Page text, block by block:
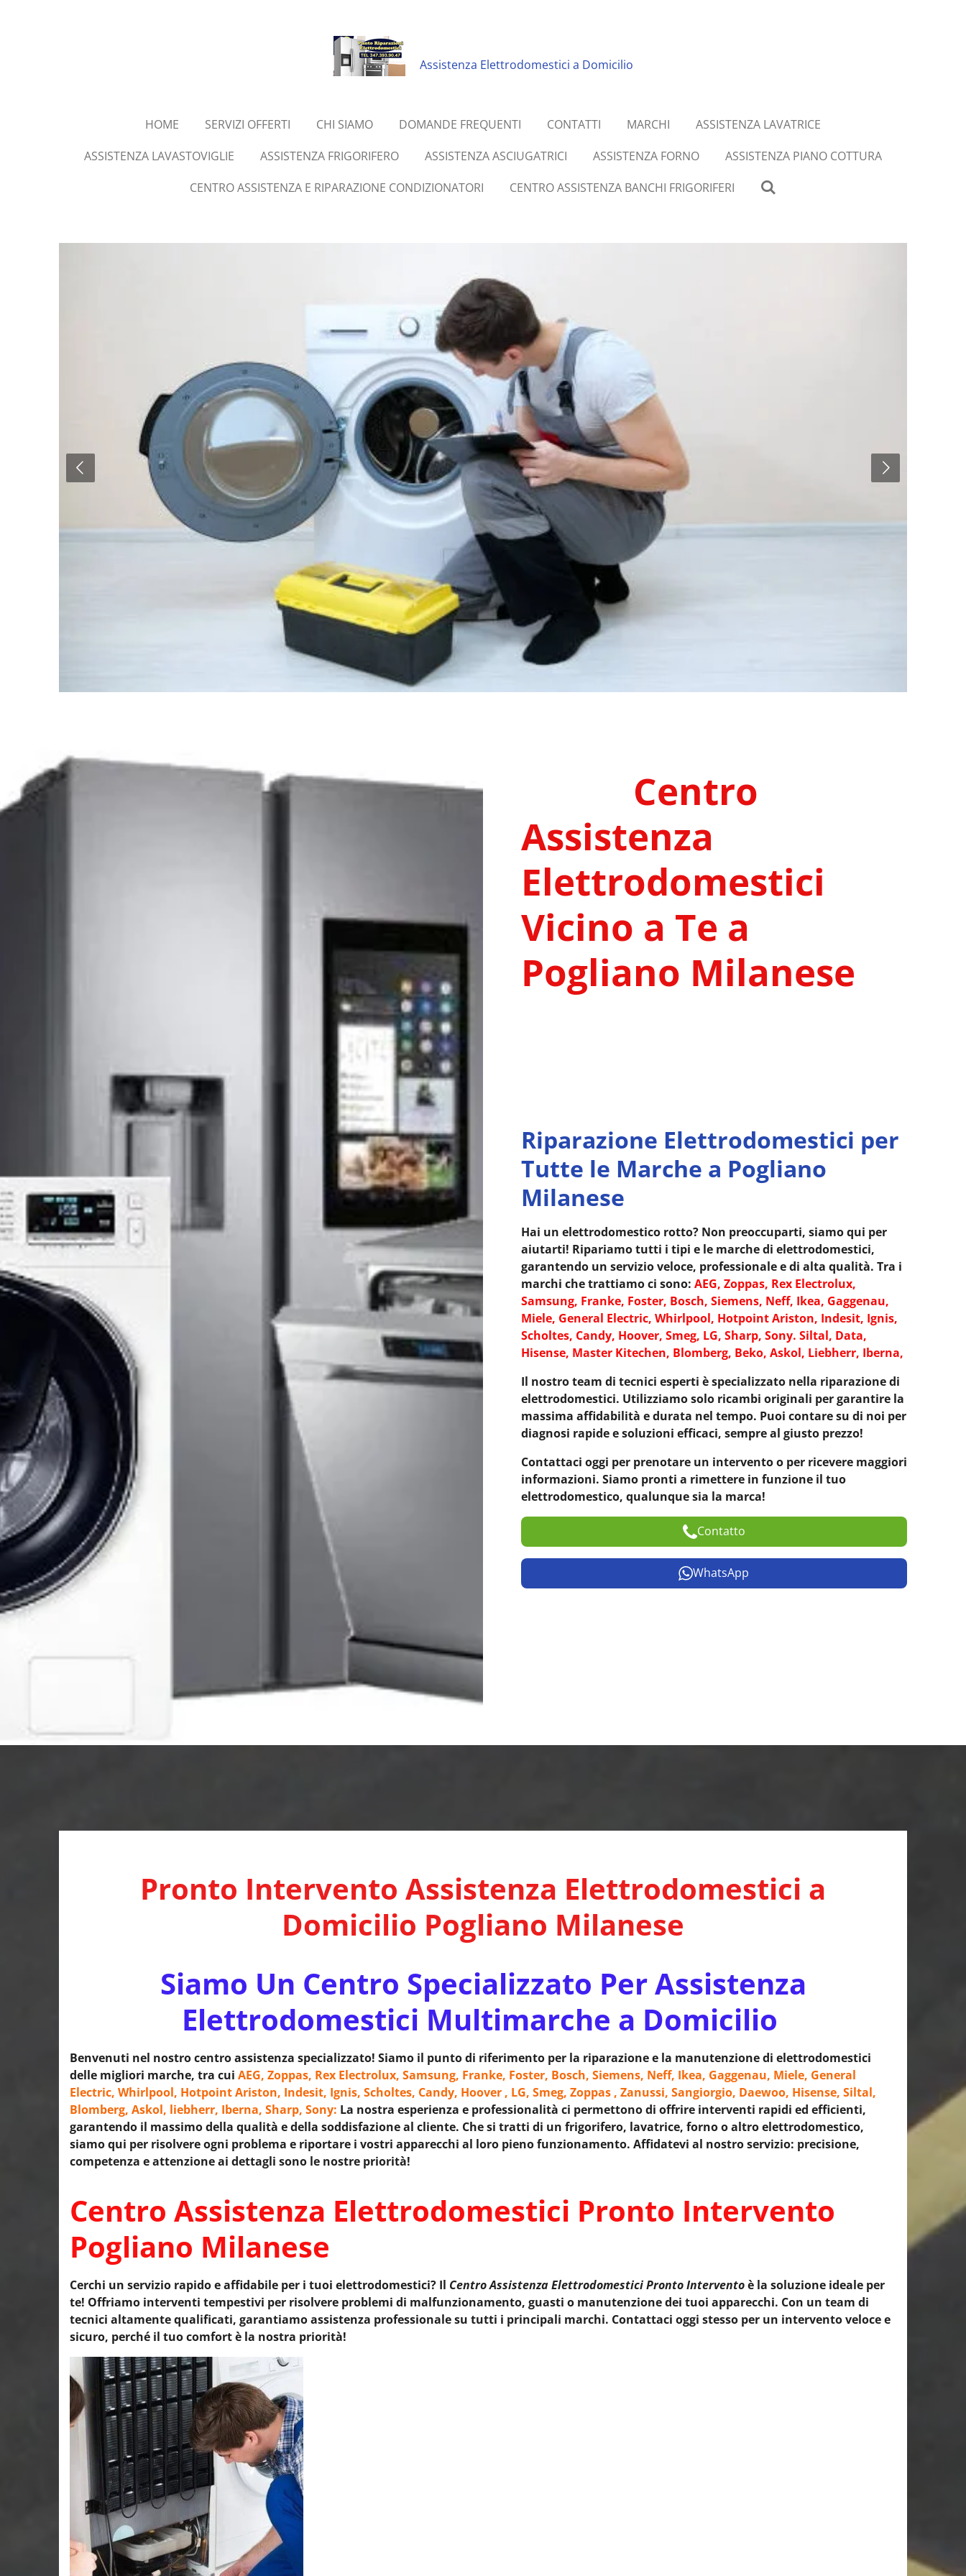
Assistenza Elettrodomestici a Domicilio
HOME SERVIZI OFFERTI CHI SIAMO DOMANDE FREQUENTI CONTATTI MARCHI
ASSISTENZA LAVATRICE
ASSISTENZA LAVASTOVIGLIE
ASSISTENZA FRIGORIFERO ASSISTENZA ASCIUGATRICI ASSISTENZA FORNO
ASSISTENZA PIANO COTTURA
CENTRO ASSISTENZA E RIPARAZIONE CONDIZIONATORI
CENTRO ASSISTENZA BANCHI FRIGORIFERI
Centro
Assistenza
Elettrodomestici
Vicino a Te a
Pogliano Milanese
Riparazione Elettrodomestici per
Tutte le Marche a Pogliano
Milanese
Hai un elettrodomestico rotto? Non preoccuparti, siamo qui per
aiutarti! Ripariamo tutti i tipi e le marche di elettrodomestici,
garantendo un servizio veloce, professionale e di alta qualità. Tra i
marchi che trattiamo ci sono: AEG, Zoppas, Rex Electrolux,
Samsung, Franke, Foster, Bosch, Siemens, Neff, Ikea, Gaggenau,
Miele, General Electric, Whirlpool, Hotpoint Ariston, Indesit, Ignis,
Scholtes, Candy, Hoover, Smeg, LG, Sharp, Sony. Siltal, Data,
Hisense, Master Kitechen, Blomberg, Beko, Askol, Liebherr, Iberna,
Il nostro team di tecnici esperti è specializzato nella riparazione di
elettrodomestici. Utilizziamo solo ricambi originali per garantire la
massima affidabilità e durata nel tempo. Puoi contare su di noi per
diagnosi rapide e soluzioni efficaci, sempre al giusto prezzo!
Contattaci oggi per prenotare un intervento o per ricevere maggiori
informazioni. Siamo pronti a rimettere in funzione il tuo
elettrodomestico, qualunque sia la marca!
Contatto
WhatsApp
Pronto Intervento Assistenza Elettrodomestici a
Domicilio Pogliano Milanese
Siamo Un Centro Specializzato Per Assistenza
Elettrodomestici Multimarche a Domicilio
Benvenuti nel nostro centro assistenza specializzato! Siamo il punto di riferimento per la riparazione e la manutenzione di elettrodomestici
delle migliori marche, tra cui AEG, Zoppas, Rex Electrolux, Samsung, Franke, Foster, Bosch, Siemens, Neff, Ikea, Gaggenau, Miele, General
Electric, Whirlpool, Hotpoint Ariston, Indesit, Ignis, Scholtes, Candy, Hoover , LG, Smeg, Zoppas , Zanussi, Sangiorgio, Daewoo, Hisense, Siltal,
Blomberg, Askol, liebherr, Iberna, Sharp, Sony: La nostra esperienza e professionalità ci permettono di offrire interventi rapidi ed efficienti,
garantendo il massimo della qualità e della soddisfazione al cliente. Che si tratti di un frigorifero, lavatrice, forno o altro elettrodomestico,
siamo qui per risolvere ogni problema e riportare i vostri apparecchi al loro pieno funzionamento. Affidatevi al nostro servizio: precisione,
competenza e attenzione ai dettagli sono le nostre priorità!
Centro Assistenza Elettrodomestici Pronto Intervento
Pogliano Milanese
Cerchi un servizio rapido e affidabile per i tuoi elettrodomestici? Il Centro Assistenza Elettrodomestici Pronto Interventoè la soluzione ideale per
te! Offriamo interventi tempestivi per risolvere problemi di malfunzionamento, guasti o manutenzione dei tuoi apparecchi. Con un team di
tecnici altamente qualificati, garantiamo assistenza professionale su tutti i principali marchi. Contattaci oggi stesso per un intervento veloce e
sicuro, perché il tuo comfort è la nostra priorità!